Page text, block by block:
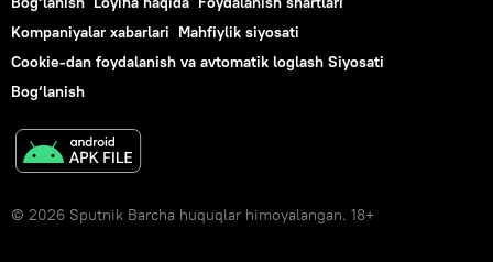
Kompaniyalar xabarlari Mahfiylik siyosati
Cookie-dan foydalanish va avtomatik loglash Siyosati
Bog‘lanish
© 2026 Sputnik Barcha huquqlar himoyalangan. 18+